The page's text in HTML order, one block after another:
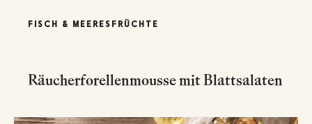
FISCH & MEERESFRÜCHTE
Räucherforellenmousse mit Blattsalaten